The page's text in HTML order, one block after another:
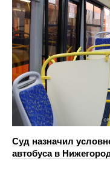
Суд назначил
автобуса в